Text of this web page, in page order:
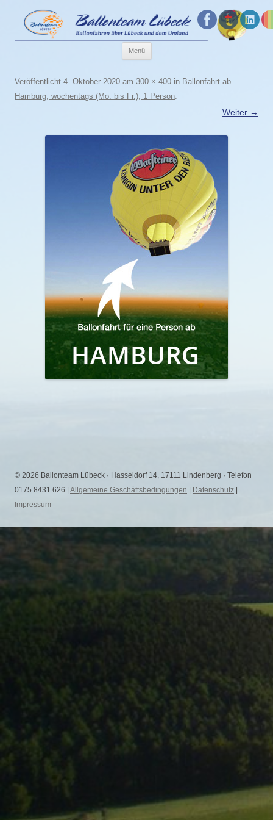
Menü
Inhalt
springen
Veröffentlicht 4. Oktober 2020 am 300 × 400 in Ballonfahrt ab
Hamburg, wochentags (Mo. bis Fr.), 1 Person.
Weiter →
© 2026 Ballonteam Lübeck · Hasseldorf 14, 17111 Lindenberg · Telefon
0175 8431 626 | Allgemeine Geschäftsbedingungen Datenschutz
Impressum